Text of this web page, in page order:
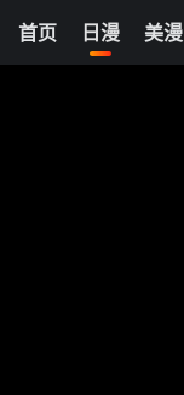
首页 日漫 美漫